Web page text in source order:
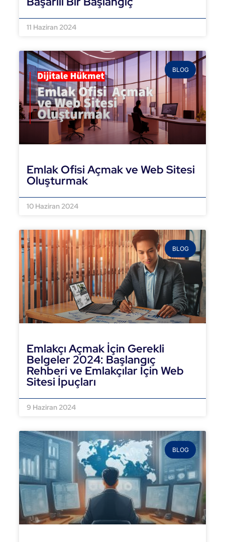
11 Haziran 2024
BLOG
Emlak Ofisi Açmak ve Web Sitesi
Oluşturmak
10 Haziran 2024
BLOG
Emlakçı Açmak İçin Gerekli
Belgeler 2024: Başlangıç
Rehberi ve Emlakçılar İçin Web
Sitesi İpuçları
9 Haziran 2024
BLOG